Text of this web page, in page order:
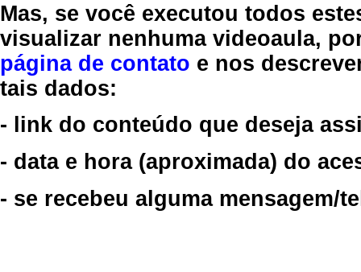
Mas, se você executou todos
visualizar nenhuma videoaula,
página de contato e nos
tais dados:
- link do conteúdo que deseja
- data e hora (aproximada) do
- se recebeu alguma mensagem/